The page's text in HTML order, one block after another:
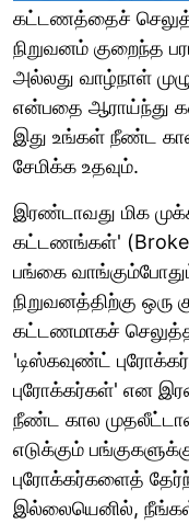
கட்டணத்தைச்
நிறுவனம் குறைந்த
அல்லது வாழ்நாள்
என்பதை
இது உங்கள் நீண்ட
சேமிக்க உதவும்.
இரண்டாவது மிக
கட்டணங்கள்'
பங்கை
நிறுவனத்திற்கு
கட்டணமாகச்
'டிஸ்கவுண்ட்
புரோக்கர்கள்' என
நீண்ட கால
எடுக்கும்
புரோக்கர்களைத்
இல்லையெனில், நீங்கள்